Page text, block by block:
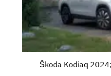
Škoda Kodiaq